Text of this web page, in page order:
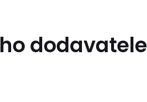
dodavatele